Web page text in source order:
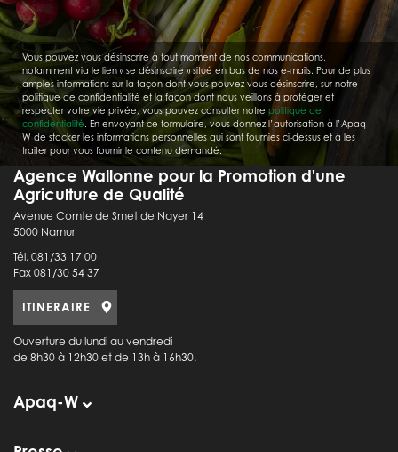
Vous pouvez vous désinscrire à tout moment de nos communications,
notamment via le lien « se désinscrire » situé en bas de nos e-mails. Pour de plus
amples informations sur la façon dont vous pouvez vous désinscrire, sur notre
politique de confidentialité et la façon dont nous veillons à protéger et
respecter votre vie privée, vous pouvez consulter notre politique de
confidentialité. En envoyant ce formulaire, vous donnez l’autorisation à l’Apaq-
W de stocker les informations personnelles qui sont fournies ci-dessus et à les
traiter pour vous fournir le contenu demandé.
Agence Wallonne pour la Promotion d'une
Agriculture de Qualité
Avenue Comte de Smet de Nayer 14
5000 Namur
Tél. 081/33 17 00
Fax 081/30 54 37
ITINERAIRE
Ouverture du lundi au vendredi
de 8h30 à 12h30 et de 13h à 16h30.
Apaq-W